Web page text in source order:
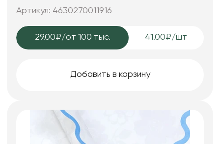
Артикул: 4630270011916
29.00₽/от 100 тыс. 41.00₽/шт
Добавить в корзину